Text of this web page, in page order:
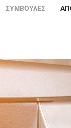
ΣΥΜΒΟΥΛΈΣ